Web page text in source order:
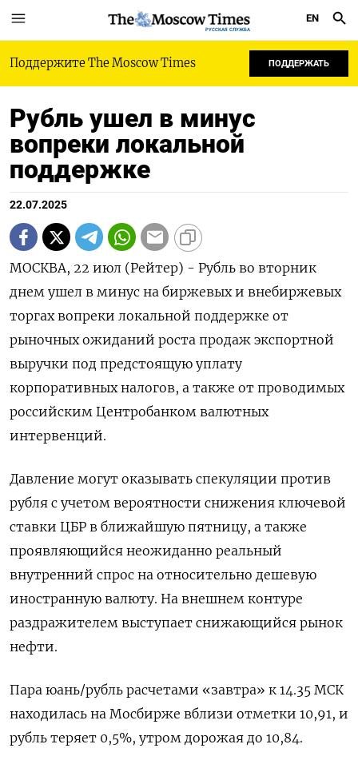
РУССКАЯ СЛУЖБА
EN
Поддержите The Moscow Times ПОДДЕРЖАТЬ
Рубль ушел в минус
вопреки локальной
поддержке
22.07.2025
МОСКВА, 22 июл (Рейтер) - Рубль во вторник
днем ушел в минус на биржевых и внебиржевых
торгах вопреки локальной поддержке от
рыночных ожиданий роста продаж экспортной
выручки под предстоящую уплату
корпоративных налогов, а также от проводимых
российским Центробанком валютных
интервенций.
Давление могут оказывать спекуляции против
рубля с учетом вероятности снижения ключевой
ставки ЦБР в ближайшую пятницу, а также
проявляющийся неожиданно реальный
внутренний спрос на относительно дешевую
иностранную валюту. На внешнем контуре
раздражителем выступает снижающийся рынок
нефти.
Пара юань/рубль расчетами «завтра» к 14.35 МСК
находилась на Мосбирже вблизи отметки 10,91, и
рубль теряет 0,5%, утром дорожая до 10,84.